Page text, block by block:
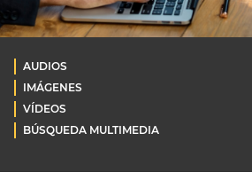
AUDIOS
IMÁGENES
VÍDEOS
BÚSQUEDA MULTIMEDIA